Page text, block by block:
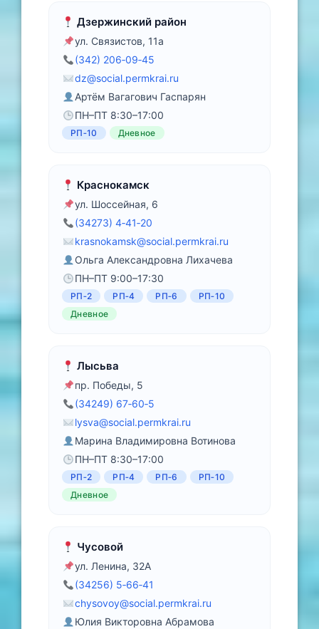
Дзержинский район
ул. Связистов, 11а
(342) 206‑09‑45
dz@social.permkrai.ru
Артём Вагагович Гаспарян
ПН–ПТ 8:30–17:00
РП‑10 Дневное
Краснокамск
ул. Шоссейная, 6
(34273) 4‑41‑20
krasnokamsk@social.permkrai.ru
Ольга Александровна Лихачева
ПН–ПТ 9:00–17:30
РП‑2 РП‑4 РП‑6
РП‑10
Дневное
Лысьва
пр. Победы, 5
(34249) 67‑60‑5
lysva@social.permkrai.ru
Марина Владимировна Вотинова
ПН–ПТ 8:30–17:00
РП‑2 РП‑4 РП‑6
РП‑10
Дневное
Чусовой
ул. Ленина, 32А
(34256) 5‑66‑41
chysovoy@social.permkrai.ru
Юлия Викторовна Абрамова